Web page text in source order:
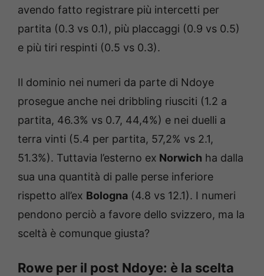
avendo fatto registrare più intercetti per
partita (0.3 vs 0.1), più placcaggi (0.9 vs 0.5)
e più tiri respinti (0.5 vs 0.3).
Il dominio nei numeri da parte di Ndoye
prosegue anche nei dribbling riusciti (1.2 a
partita, 46.3% vs 0.7, 44,4%) e nei duelli a
terra vinti (5.4 per partita, 57,2% vs 2.1,
51.3%). Tuttavia l’esterno ex Norwich ha dalla
sua una quantità di palle perse inferiore
rispetto all’ex Bologna (4.8 vs 12.1). I numeri
pendono perciò a favore dello svizzero, ma la
sceltà è comunque giusta?
Rowe per il post Ndoye: è la scelta